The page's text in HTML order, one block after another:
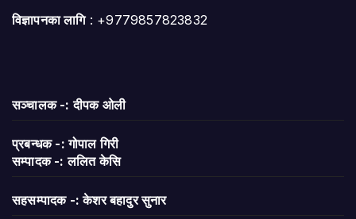
विज्ञापनका लागि: +9779857823832
सञ्चालक -: दीपक ओली
प्रबन्धक -: गोपाल गिरी
सम्पादक -: ललित केसि
सहसम्पादक -: केशर बहादुर सुनार